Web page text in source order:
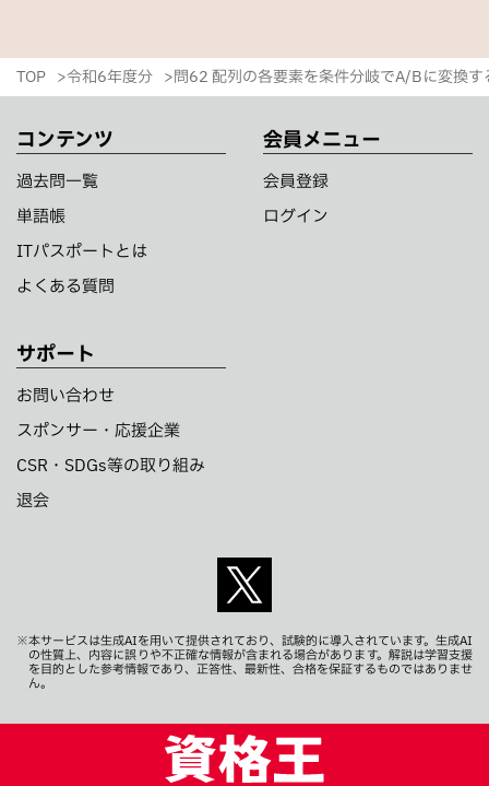
TOP 令和6年度分 問62 配列の各要素を条件分岐でA/Bに変換
コンテンツ
過去問一覧
単語帳
ITパスポートとは
よくある質問
会員メニュー
会員登録
ログイン
サポート
お問い合わせ
スポンサー・応援企業
CSR・SDGs等の取り組み
退会
※本サービスは生成AIを用いて提供されており、試験的に導入されています。生成AI
の性質上、内容に誤りや不正確な情報が含まれる場合があります。解説は学習支援
を目的とした参考情報であり、正答性、最新性、合格を保証するものではありませ
ん。